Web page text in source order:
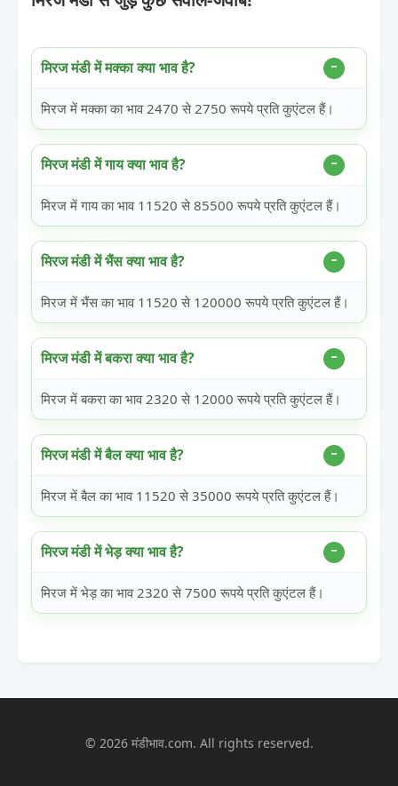
मिरज मंडी में मक्का क्या भाव है?
मिरज में मक्का का भाव 2470 से 2750 रूपये प्रति कुएंटल हैं।
मिरज मंडी में गाय क्या भाव है?
मिरज में गाय का भाव 11520 से 85500 रूपये प्रति कुएंटल हैं।
मिरज मंडी में भैंस क्या भाव है?
मिरज में भैंस का भाव 11520 से 120000 रूपये प्रति कुएंटल हैं।
मिरज मंडी में बकरा क्या भाव है?
मिरज में बकरा का भाव 2320 से 12000 रूपये प्रति कुएंटल हैं।
मिरज मंडी में बैल क्या भाव है?
मिरज में बैल का भाव 11520 से 35000 रूपये प्रति कुएंटल हैं।
मिरज मंडी में भेड़ क्या भाव है?
मिरज में भेड़ का भाव 2320 से 7500 रूपये प्रति कुएंटल हैं।
© 2026 मंडीभाव.com. All rights reserved.